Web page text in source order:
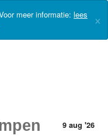
meer informatie: lees
×
9 aug '26